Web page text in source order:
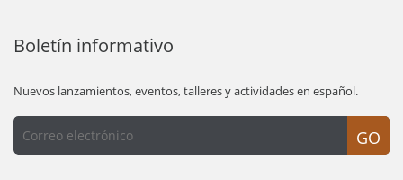
Boletín informativo
Nuevos lanzamientos, eventos, talleres y actividades en español.
GO